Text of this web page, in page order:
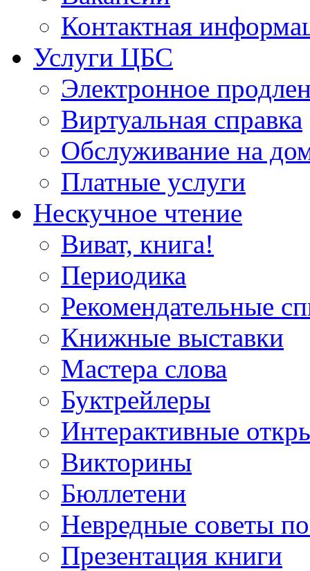
Контактная
Услуги ЦБС
Электронное
Виртуальная справка
Обслуживание на
Платные услуги
Нескучное чтение
Виват, книга!
Периодика
Рекомендательные
Книжные выставки
Мастера слова
Буктрейлеры
Интерактивные
Викторины
Бюллетени
Невредные советы
Презентация книги